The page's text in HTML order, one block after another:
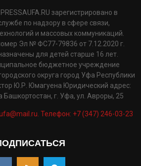
зарегистрировано в
по надзору в сфере связи,
и массовых коммуникаций.
Эл № ФС77-79836 от 7.12.2020 г.
для детей старше 16 лет.
бюджетное учреждение
округа город Уфа Республики
Ю.Р. Юмагуена Юридический адрес:
Башкортостан, г. Уфа, ул. Авроры, 25
Телефон: +7 (347) 246-03-23